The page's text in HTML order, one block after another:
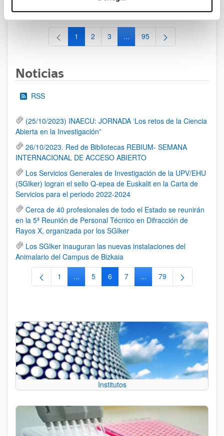
al 30/07/2026 (ambos incluídos)
Página
1 Página
2 Página
3 ...Páginas intermedias Use TAB
Página
95
Noticias
RSS
(25/10/2023) INAECU: JORNADA ‘Los retos de la Ciencia
Abierta en la Investigación”
26/10/2023. Red de Bibliotecas REBIUM- SEMANA
INTERNACIONAL DE ACCESO ABIERTO
Los Servicios Generales de Investigación de la UPV/EHU
(SGIker) logran el sello Q-epea de Euskalit en la Carta de
Servicios para el periodo 2022-2024
Cerca de 40 profesionales de todo el Estado se reunirán
en la 5ª Reunión de Personal Técnico en Difracción de
Rayos X, organizada por los SGIker
Los SGIker inauguran las nuevas instalaciones del
Animalario del Campus de Bizkaia
Página
1 ...Páginas intermedias Use TAB para
Página
5 Página
6 Página
7 ...Páginas intermedias
Página
79
Institutos